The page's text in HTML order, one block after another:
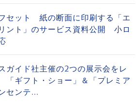
セット 紙の断面に印刷する「エ
ント」のサービス資料公開 小ロ
ガイド社主催の2つの展示会をレ
ギフト・ショー」＆「プレミア
センテ...